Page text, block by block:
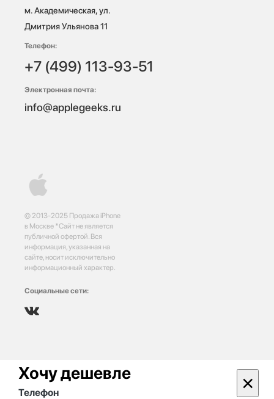
© 2013-2025 Продажа iPhone
в Москве *Сайт не является
публичной офертой. Вся
информация, указанная на
сайте, носит исключительно
информационный характер.
Социальные сети:
м. Академическая, ул.
Дмитрия Ульянова 11
Телефон:
+7 (499) 113-93-51
Электронная почта:
info@applegeeks.ru
Хочу дешевле ×
Телефон